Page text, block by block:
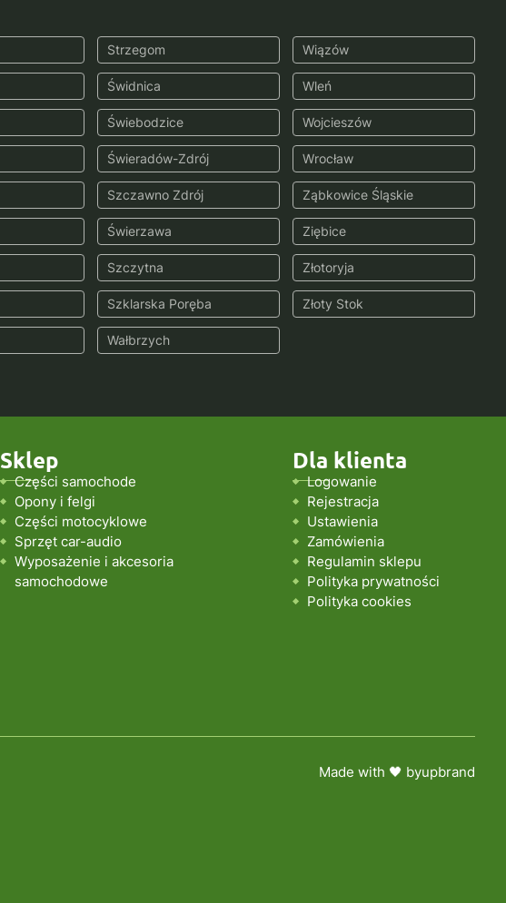
Strzegom
Świdnica
Świebodzice
Świeradów-Zdrój
Szczawno Zdrój
Świerzawa
Szczytna
Szklarska Poręba
Wałbrzych
Wiązów
Wleń
Wojcieszów
Wrocław
Ząbkowice Śląskie
Ziębice
Złotoryja
Złoty Stok
Sklep
Części samochode
Opony i felgi
Części motocyklowe
Sprzęt car-audio
Wyposażenie i akcesoria
samochodowe
Dla klienta
Logowanie
Rejestracja
Ustawienia
Zamówienia
Regulamin sklepu
Polityka prywatności
Polityka cookies
Made with 🖤 byupbrand